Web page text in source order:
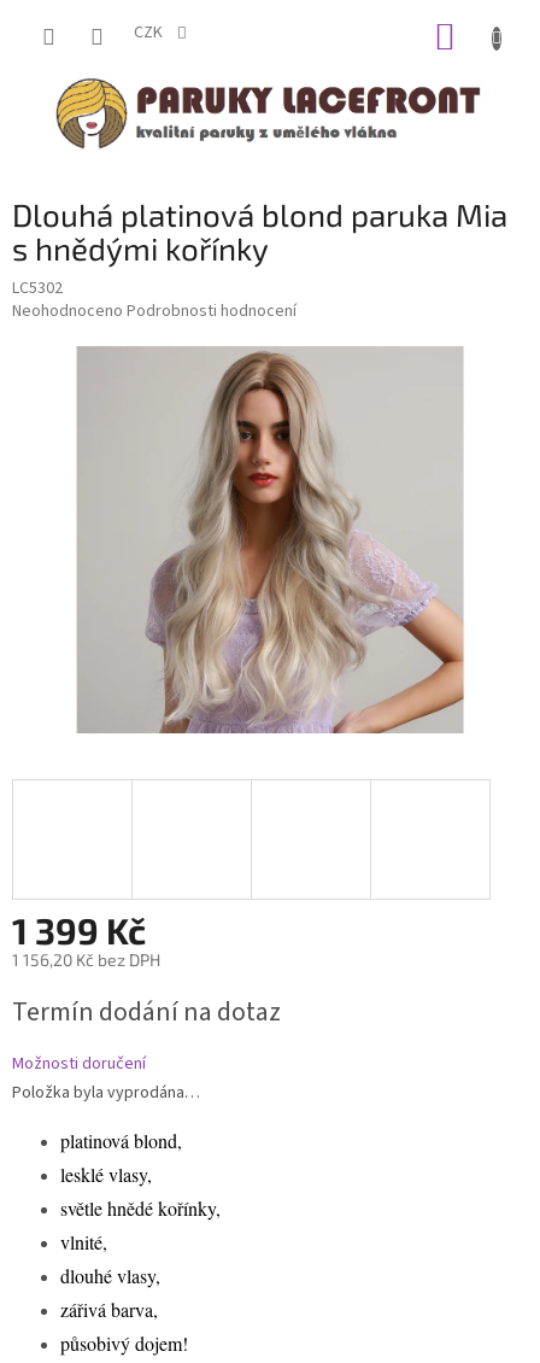
CZK
Dlouhá platinová blond paruka Mia
s hnědými kořínky
LC5302
Průměrné
Neohodnoceno Podrobnosti hodnocení
1 399 Kč
1 156,20 Kč bez DPH
cena:
Termín dodání na dotaz
Možnosti doručení
Položka byla vyprodána…
platinová blond,
lesklé vlasy,
světle hnědé kořínky,
vlnité,
dlouhé vlasy,
zářivá barva,
působivý dojem!